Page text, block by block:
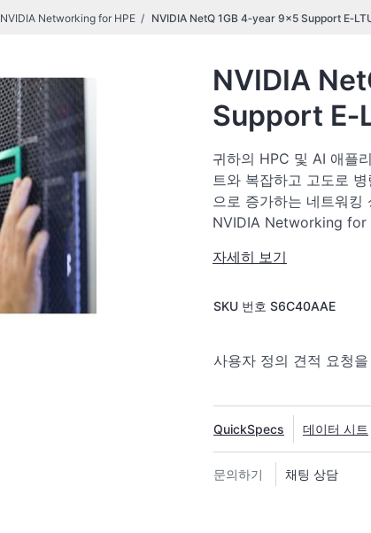
NVIDIA Networking for HPE NVIDIA NetQ 1GB 4‑year 9x5 Support
NVIDIA
Support
귀하의 HPC 및 AI 애플
트와 복잡하고 고도로
으로 증가하는 네트워킹
NVIDIA Networking for
치가 포함됩니다.
NVIDIA Networking for
트 수를 최대 128개까
단하게 처리합니다.
NVIDIA® 스위치입니다
형 엔진을 통해 인네트워
자세히 보기
SKU 번호 S6C40AAE
사용자 정의 견적 요청
QuickSpecs 데이터 시트
문의하기 채팅 상담